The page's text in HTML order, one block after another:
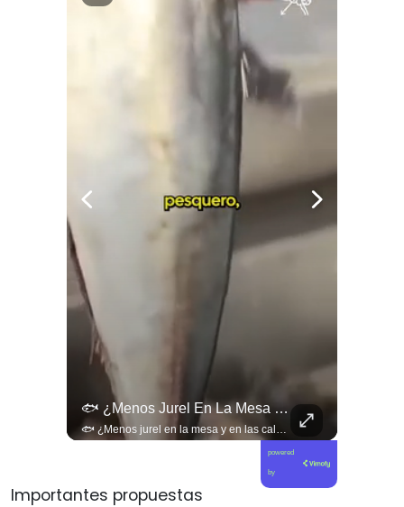
🐟 ¿Menos Jurel En La Mesa Y En Las Caletas?
🐟 ¿Menos jurel en la mesa y en las caletas? El cambio climático y El Niño alteran las aguas chilenas. 🌊🇨🇱 Especialistas advierten que las anomalías térmicas en el océano están desplazando los cardúmenes de jurel hacia zonas más profundas y australes, alejándolos de la costa. El fenómeno golpea directamente el sustento de la pesca artesanal y amenaza la canasta básica familiar, al restringir la oferta de una de las fuentes de proteína más populares y accesibles del país. 📉🎣 🎥 Revisa el análisis científico completo y el impacto en las comunidades costeras en elciudadano.com 🔗 (Link en la biografía). ¿Has notado la escasez o el alza de precio del jurel en tu ciudad? Te leemos en los comentarios. 💬👇🏼
powered
by
Importantes propuestas